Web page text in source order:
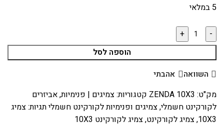
5 במלאי
הוספה לסל
השוואה
אהבתי
מק"ט: ZENDA 10X3 קטגוריות:צמיגים | פנימיות,אביזרים
לקורקינט חשמלי,צמיגים ופנימיות לקורקינט חשמליתגיות:צמיג
10X3
,צמיג לקורקינט,צמיג לקורקינט 10X3